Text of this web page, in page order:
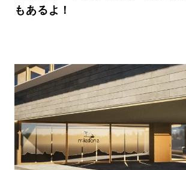
#注目のタグ
#NEW VINTAGE #マイナーグッド図
#路地裏てぃーん。 #MONTHLY
#GH 銘品の所以 #フイナムの
#Commune H #FOCUS IT #AH.H
#ととけん #FASHION #MUSIC
#LIFESTYLE #SNEAKER
もあるよ！